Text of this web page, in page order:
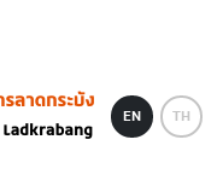
EN TH